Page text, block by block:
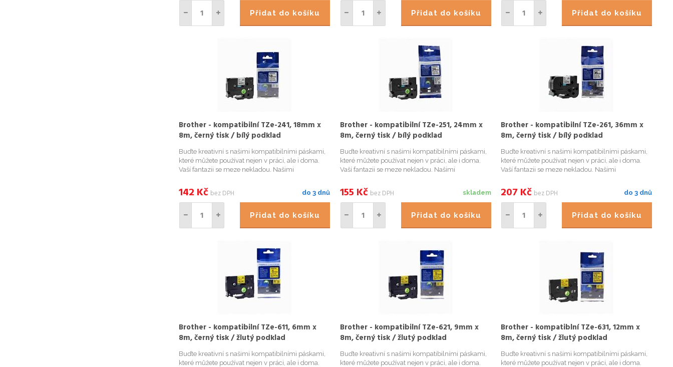
Přidat do košíku Přidat do košíku Přidat do košíku
Brother - kompatibilní TZe-241, 18mm x
8m, černý tisk / bílý podklad
Buďte kreativní s našimi kompatibilními páskami,
které můžete používat nejen v práci, ale i doma.
Vaší fantazii se meze nekladou. Našimi
například Vaše kořenky v kuchyni, květináče či
bylinky na zahrádce, krabi...
do 3 dnů
142 Kč bez DPH
Přidat do košíku
Brother - kompatibilní TZe-251, 24mm x
8m, černý tisk / bílý podklad
Buďte kreativní s našimi kompatibilními páskami,
které můžete používat nejen v práci, ale i doma.
Vaší fantazii se meze nekladou. Našimi
například Vaše kořenky v kuchyni, květináče či
bylinky na zahrádce, krabi...
skladem
155 Kč bez DPH
Přidat do košíku
Brother - kompatibilní TZe-261, 36mm x
8m, černý tisk / bílý podklad
Buďte kreativní s našimi kompatibilními páskami,
které můžete používat nejen v práci, ale i doma.
Vaší fantazii se meze nekladou. Našimi
například Vaše kořenky v kuchyni, květináče či
bylinky na zahrádce, krabi...
do 3 dnů
207 Kč bez DPH
Přidat do košíku
Brother - kompatibilní TZe-611, 6mm x
8m, černý tisk / žlutý podklad
Buďte kreativní s našimi kompatibilními páskami,
které můžete používat nejen v práci, ale i doma.
Brother - kompatibilní TZe-621, 9mm x
8m, černý tisk / žlutý podklad
Buďte kreativní s našimi kompatibilními páskami,
které můžete používat nejen v práci, ale i doma.
Brother - kompatiblní TZe-631, 12mm x
8m, černý tisk / žlutý podklad
Buďte kreativní s našimi kompatibilními páskami,
které můžete používat nejen v práci, ale i doma.